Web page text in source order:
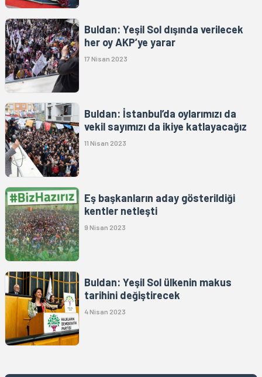
Buldan: Yeşil Sol dışında verilecek
her oy AKP’ye yarar
17 Nisan 2023
Buldan: İstanbul’da oylarımızı da
vekil sayımızı da ikiye katlayacağız
11 Nisan 2023
Eş başkanların aday gösterildiği
kentler netleşti
9 Nisan 2023
Buldan: Yeşil Sol ülkenin makus
tarihini değiştirecek
4 Nisan 2023